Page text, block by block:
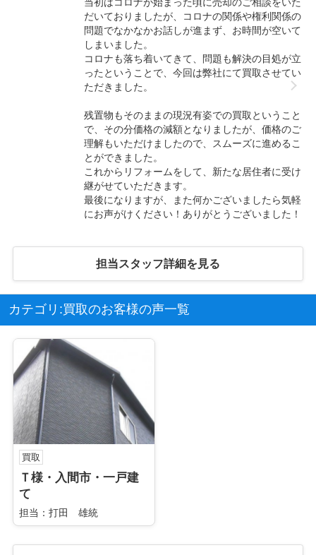
だいておりましたが、コロナの関係や権利関係の
問題でなかなかお話しが進まず、お時間が空いて
しまいました。
コロナも落ち着いてきて、問題も解決の目処が立
ったということで、今回は弊社にて買取させてい
ただきました。
残置物もそのままの現況有姿での買取ということ
で、その分価格の減額となりましたが、価格のご
理解もいただけましたので、スムーズに進めるこ
とができました。
これからリフォームをして、新たな居住者に受け
継がせていただきます。
最後になりますが、また何かございましたら気軽
にお声がけください！ありがとうございました！
担当スタッフ詳細を見る
カテゴリ:買取のお客様の声一覧
買取
Ｔ様・入間市・一戸建
て
担当：打田 雄統